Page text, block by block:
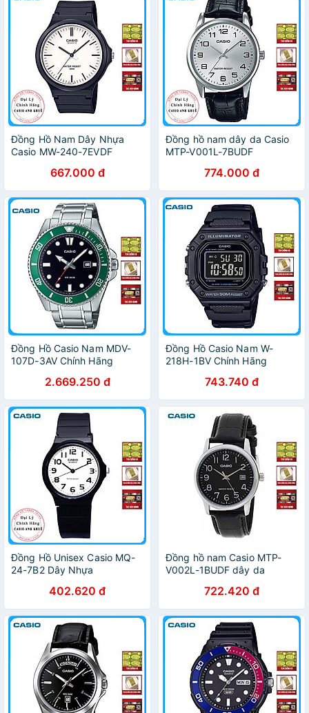
Đồng Hồ Nam Dây Nhựa
Casio MW-240-7EVDF
667.000 đ
Đồng hồ nam dây da Casio
MTP-V001L-7BUDF
774.000 đ
Đồng Hồ Casio Nam MDV-
107D-3AV Chính Hãng
2.669.250 đ
Đồng Hồ Casio Nam W-
218H-1BV Chính Hãng
743.740 đ
Đồng Hồ Unisex Casio MQ-
24-7B2 Dây Nhựa
402.620 đ
Đồng hồ nam Casio MTP-
V002L-1BUDF dây da
722.420 đ